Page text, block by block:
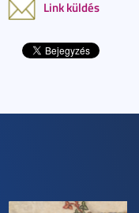
Link küldés